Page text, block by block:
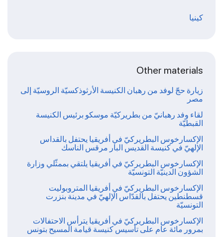
كينيا
Other materials
زيارة حجّ لوفد من رهبان الكنيسة الأرثوذكسيّة الروسيّة إلى
مصر
لقاء وفد رهبانيّ من بطريركيّة موسكو برئيس الكنيسة
القبطيّة
الإكسارخوس البطريركيّ في أفريقيا يحتفل بالقداس
الإلهيّ في كنيسة القديس البار مرقس الناسك
الإكسارخوس البطريركيّ في أفريقيا يلتقي بممثّلي وزارة
الشؤون الدينيّة التونسيّة
الإكسارخوس البطريركيّ في أفريقيا المتروبوليت
قسطنطين يحتفل بالقدّاس الإلهيّ في مدينة بنزرت
التونسيّة
الإكسارخوس البطريركيّ في أفريقيا يترأس الاحتفالات
بمرور مائة عام على تأسيس كنيسة قيامة المسيح بتونس